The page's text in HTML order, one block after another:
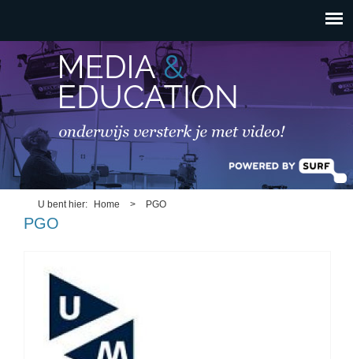
Overslaan en naar de
inhoud gaan
HOOFDMENU
U bent hier Home > PGO
PGO